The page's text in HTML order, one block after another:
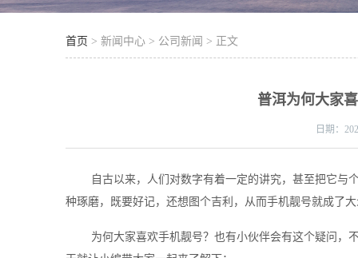
首页 > 新闻中心 > 公司新闻 > 正文
普洱为何大家
日期：
自古以来，人们对数字有着一定的讲究，甚至把它与
种琢磨，既要好记，还想图个吉利，从而手机靓号就成了
为何大家喜欢手机靓号？也有小伙伴会有这个疑问，